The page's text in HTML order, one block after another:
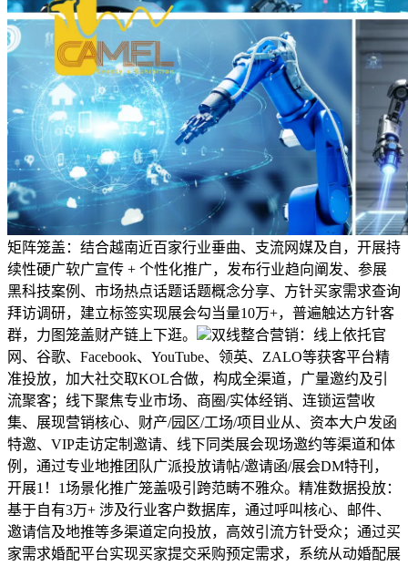
矩阵笼盖：结合越南近百家行业垂曲、支流网媒及自，开展持
续性硬广软广宣传 + 个性化推广，发布行业趋向阐发、参展
黑科技案例、市场热点话题话题概念分享、方针买家需求查询
拜访调研，建立标签实现展会勾当量10万+，普遍触达方针客
群，力图笼盖财产链上下逛。
双线整合营销：线上依托官
网、谷歌、Facebook、YouTube、领英、ZALO等获客平台精
准投放，加大社交取KOL合做，构成全渠道，广量邀约及引
流聚客；线下聚焦专业市场、商圈/实体经销、连锁运营收
集、展现营销核心、财产/园区/工场/项目业从、资本大户发函
特邀、VIP走访定制邀请、线下同类展会现场邀约等渠道和体
例，通过专业地推团队广派投放请帖/邀请函/展会DM特刊，
开展1！1场景化推广笼盖吸引跨范畴不雅众。精准数据投放：
基于自有3万+ 涉及行业客户数据库，通过呼叫核心、邮件、
邀请信及地推等多渠道定向投放，高效引流方针受众；通过买
家需求婚配平台实现买家提交采购预定需求，系统从动婚配展